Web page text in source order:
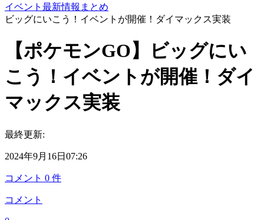
イベント最新情報まとめ
ビッグにいこう！イベントが開催！ダイマックス実装
【ポケモンGO】ビッグにい
こう！イベントが開催！ダイ
マックス実装
最終更新:
2024年9月16日07:26
コメント 0 件
コメント